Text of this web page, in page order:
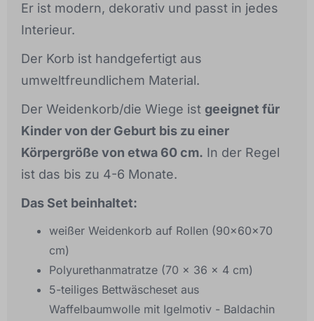
Er ist modern, dekorativ und passt in jedes
Interieur.
Der Korb ist handgefertigt aus
umweltfreundlichem Material.
Der Weidenkorb/die Wiege ist geeignet für
Kinder von der Geburt bis zu einer
Körpergröße von etwa 60 cm. In der Regel
ist das bis zu 4-6 Monate.
Das Set beinhaltet:
weißer Weidenkorb auf Rollen (90x60x70
cm)
Polyurethanmatratze (70 x 36 x 4 cm)
5-teiliges Bettwäscheset aus
Waffelbaumwolle mit Igelmotiv - Baldachin